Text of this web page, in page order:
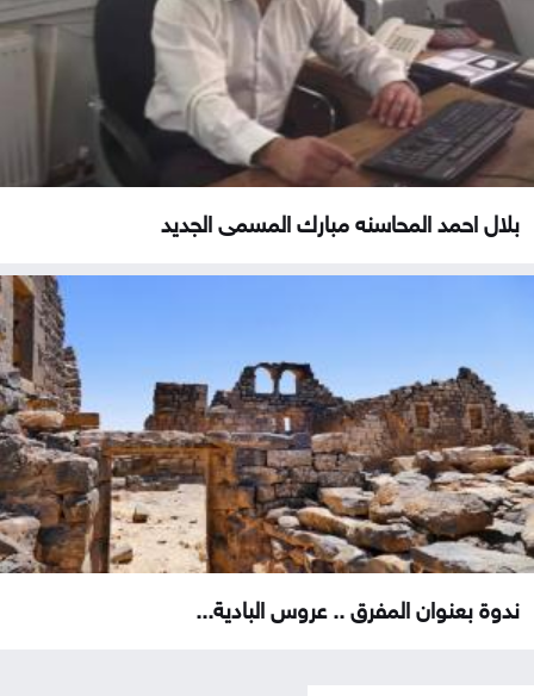
بلال احمد المحاسنه مبارك المسمى الجديد
ندوة بعنوان المفرق .. عروس البادية...